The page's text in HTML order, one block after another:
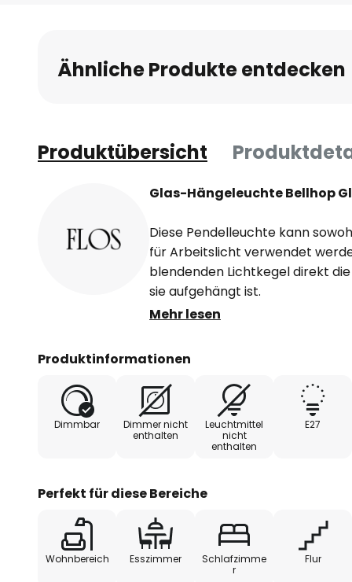
Bildgalerie
springen
Ähnliche Produkte entdecken
Produktübersicht
Glas-Hängeleuchte Bellhop
Diese Pendelleuchte kann
für Arbeitslicht verwendet
blendenden Lichtkegel direkt
sie aufgehängt ist.
Aluminiumelement, ist so
Bellhop-Schirms entsteht ein
der Umgebung ausbreitet und
Tisch landet.
Mehr lesen
Produktinformationen
Dimmbar
Dimmer nicht
enthalten
Leuchtmittel
nicht
enthalten
E27
Perfekt für diese Bereiche
Wohnbereich Esszimmer
Schlafzimme
r
Flur